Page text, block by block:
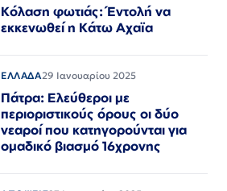
Κόλαση φωτιάς: Έντολή να
εκκενωθεί η Κάτω Αχαϊα
ΕΛΛΑΔΑ29 Ιανουαρίου 2025
Πάτρα: Ελεύθεροι με
περιοριστικούς όρους οι δύο
νεαροί που κατηγορούνται για
ομαδικό βιασμό 16χρονης